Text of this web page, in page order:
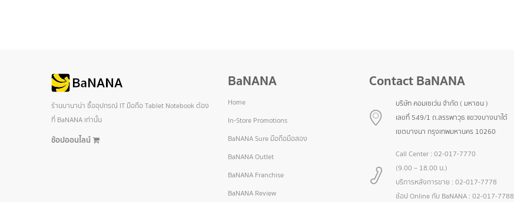
ร้านบานาน่า ซื้ออุปกรณ์ IT มือถือ Tablet Notebook ต้อง
ที่ BaNANA เท่านั้น
ช้อปออนไลน์
BaNANA
Home
In-Store Promotions
BaNANA Sure มือถือมือสอง
BaNANA Outlet
BaNANA Franchise
BaNANA Review
Contact BaNANA
บริษัท คอมเซเว่น จำกัด ( มหาชน )
เลขที่ 549/1 ถ.สรรพาวุธ แขวงบางนาใต้
เขตบางนา กรุงเทพมหานคร 10260
Call Center : 02-017-7770
(9.00 – 18.00 น.)
บริการหลังการขาย : 02-017-7778
ช้อป Online กับ BaNANA : 02-017-7788